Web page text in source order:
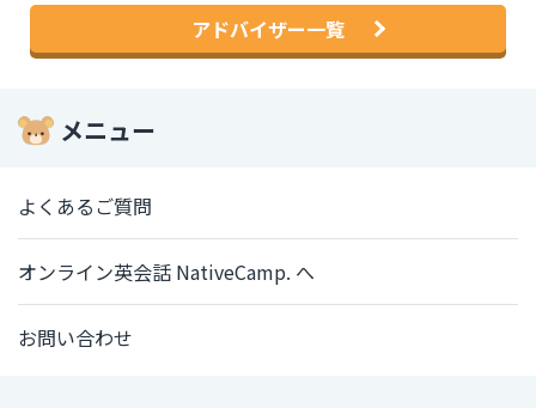
アドバイザー一覧
メニュー
よくあるご質問
オンライン英会話 NativeCamp. へ
お問い合わせ